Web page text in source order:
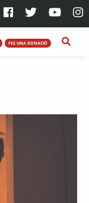
FES UNA DONACIÓ